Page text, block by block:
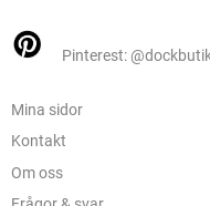
Pinterest:
Mina sidor
Kontakt
Om oss